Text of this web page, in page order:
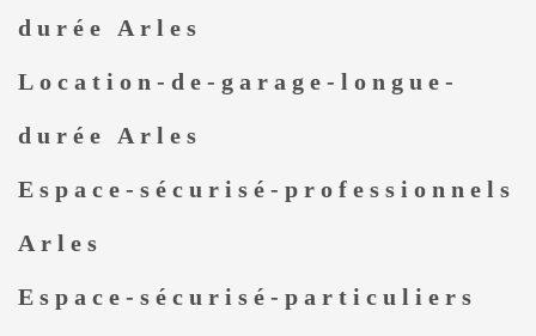
durée Arles
Location-de-garage-longue-
durée Arles
Espace-sécurisé-professionnels
Arles
Espace-sécurisé-particuliers